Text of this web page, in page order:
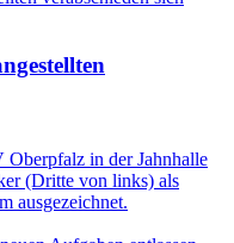
Oberpfalz in der Jahnhalle
(Dritte von links) als
ausgezeichnet.